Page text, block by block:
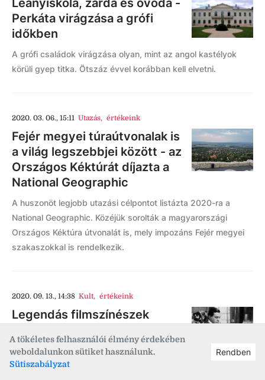
A tökéletes felhasználói élmény érdekében
weboldalunkon sütiket használunk.
Sütiszabályzat
Rendben
Leányiskola, zárda és óvoda -
Perkáta virágzása a grófi
időkben
A grófi családok virágzása olyan, mint az angol kastélyok
körüli gyep titka. Ötszáz évvel korábban kell elvetni.
2020. 03. 06., 15:11 Utazás, értékeink
Fejér megyei túraútvonalak is
a világ legszebbjei között - az
Országos Kéktúrát díjazta a
National Geographic
A huszonöt legjobb utazási célpontot listázta 2020-ra a
National Geographic. Közéjük sorolták a magyarországi
Országos Kéktúra útvonalát is, mely impozáns Fejér megyei
szakaszokkal is rendelkezik.
2020. 09. 13., 14:38 Kult, értékeink
Legendás filmszínészek
abai kúriában
Aba közepén áll a valamikor szebb napokat látott Zichy-